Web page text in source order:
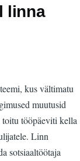
linna
kus vältimatu
muutusid
toitu tööpäeviti kella
Linn
sotsiaaltöötaja